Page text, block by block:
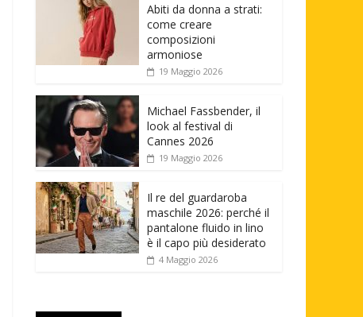
Abiti da donna a strati:
come creare
composizioni
armoniose
19 Maggio 2026
Michael Fassbender, il
look al festival di
Cannes 2026
19 Maggio 2026
Il re del guardaroba
maschile 2026: perché il
pantalone fluido in lino
è il capo più desiderato
4 Maggio 2026